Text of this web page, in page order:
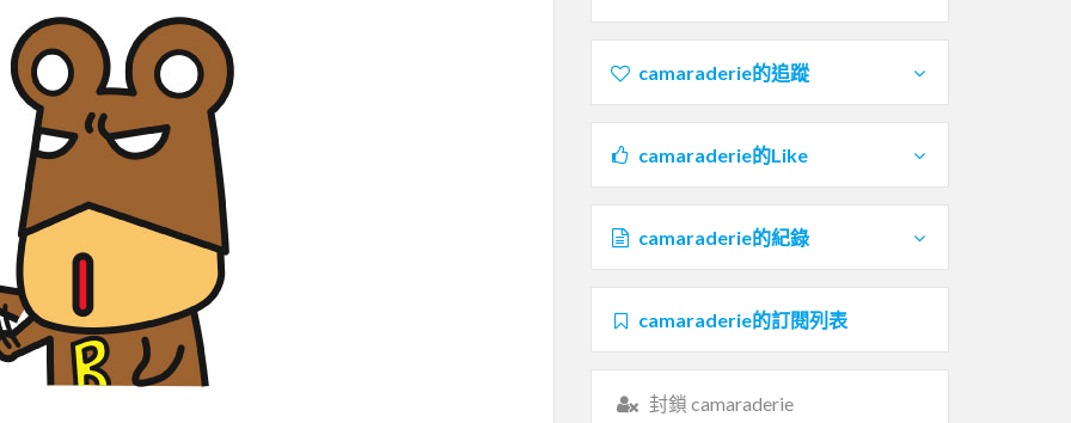
camaraderie的追蹤
camaraderie的Like
camaraderie的紀錄
camaraderie的訂閱列表
封鎖 camaraderie